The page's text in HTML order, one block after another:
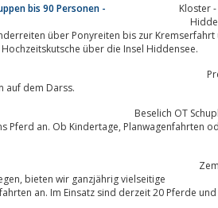
bis 90 Personen -
Kloster
über Ponyreiten bis zur Kremserfahrt
über die Insel Hiddensee.
auf dem Darss.
Beselich OT
Planwagenfahrten oder